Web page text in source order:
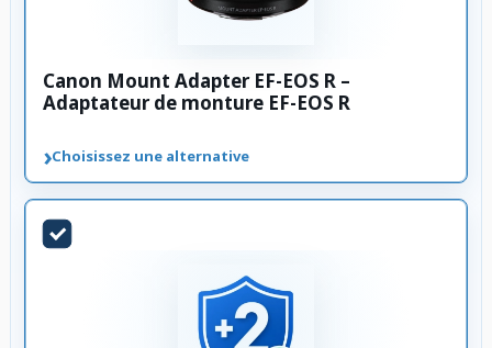
Canon Mount Adapter EF-EOS R –
Adaptateur de monture EF-EOS R
›Choisissez une alternative